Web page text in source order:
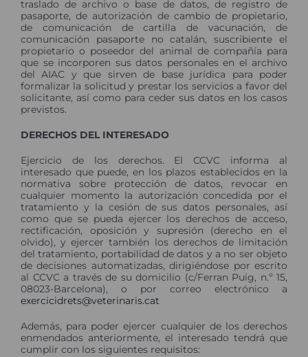
traslado de archivo o base de datos, de registro de
pasaporte, de autorización de cambio de propietario,
de comunicación de cartilla de vacunación, de
comunicación pasaporte no catalán, suscribiente el
propietario o poseedor del animal de compañía para
que se incorporen sus datos personales en el archivo
del AIAC y que sirven de base jurídica para poder
formalizar la solicitud y prestar los servicios a favor del
solicitante, así como para ceder sus datos en los casos
previstos.
DERECHOS DEL INTERESADO
Ejercicio de los derechos. El CCVC informa al
interesado que puede, en los plazos establecidos en la
normativa sobre protección de datos, revocar en
cualquier momento la autorización concedida por el
tratamiento y la cesión de sus datos personales, así
como que se pueda ejercer los derechos de acceso,
rectificación, oposición y supresión (derecho en el
olvido), y ejercer también los derechos de limitación
del tratamiento, portabilidad de datos y a no ser objeto
de decisiones automatizadas, dirigiéndose por escrito
al CCVC a través de su domicilio (c/Ferran Puig, n.º 15,
08023-Barcelona), o por correo electrónico a
exercicidrets@veterinaris.cat
Además, para poder ejercer cualquier de los derechos
enmendados anteriormente, el interesado tendrá que
cumplir con los siguientes requisitos: